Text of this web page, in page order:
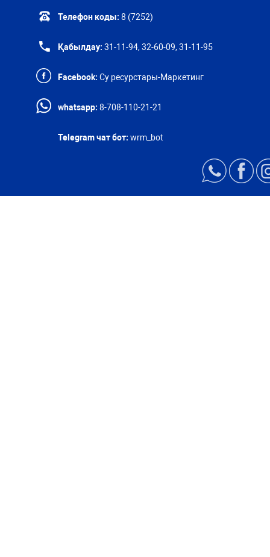
Телефон коды: 8 (7252)
Қабылдау: 31-11-94, 32-60-09, 31-11-95
Facebook: Су ресурстары-Маркетинг
whatsapp: 8-708-110-21-21
Telegram чат бот: wrm_bot